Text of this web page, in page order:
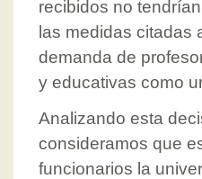
recibidos no
las medidas citadas
demanda de
y educativas como
Analizando esta
consideramos que
funcionarios la